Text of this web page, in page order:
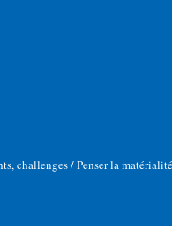
challenges / Penser la